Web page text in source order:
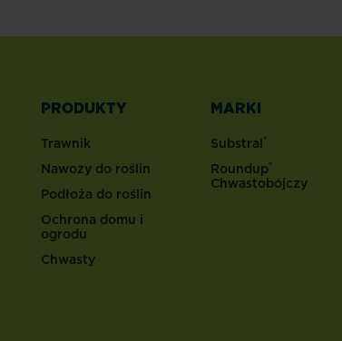
PRODUKTY
Trawnik
Nawozy do roślin
Podłoża do roślin
Ochrona domu i
ogrodu
Chwasty
MARKI
Substral®
Roundup®
Chwastobójczy